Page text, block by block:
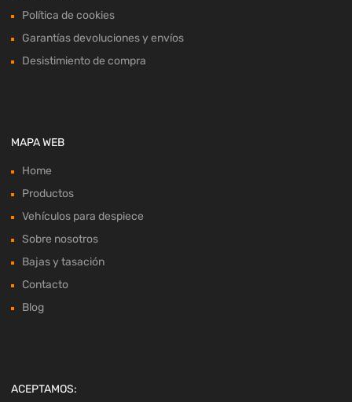
Política de cookies
Garantías devoluciones y envíos
Desistimiento de compra
MAPA WEB
Home
Productos
Vehículos para despiece
Sobre nosotros
Bajas y tasación
Contacto
Blog
ACEPTAMOS: